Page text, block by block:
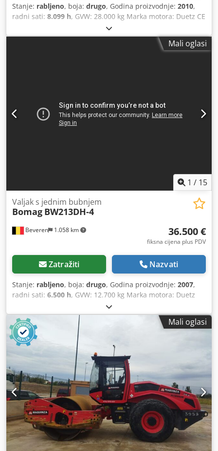
Stanje: rabljeno, boja: drugo, Godina proizvodnje: 2010,
radni sati: 8.099 h, GVW: 28.000 kg Marka motora: Duetz CE
oznaka: da Serijski broj: 101583141318 Strojevi na prodaju!
Csdpfx Abozblcrsgorf Pregledajte našu web stranicu za
raznovrsnu ponudu strojeva spremnih za kupnju. Imamo
engleskom, francuskom, njemačkom, španjolskom i ruskom
jeziku. Otkrijte našu široku ponudu pouzdanih strojeva.
Mali oglasi
1 / 15
Beveren 1.058 km
Valjak s jednim bubnjem
Bomag BW213DH-4
36.500 €
fiksna cijena plus PDV
Zatražiti Nazvati
Stanje: rabljeno, boja: drugo, Godina proizvodnje: 2007,
radni sati: 6.500 h, GVW: 12.700 kg Marka motora: Duetz
Crodpfx Abjy R Uwrogjf CE oznaka: da Serijski broj:
101582511260 Strojevi na prodaju! Pregledajte našu web-
stranicu za različite strojeve spremne za kupnju. Imamo
više opcija nego što je prikazano online, slobodno nas
nazovite ili pošaljite e-mail u bilo koje vrijeme. Svi naši
strojevi su u potpunosti servisirani i provjereni za
pouzdanost. Trebate slike? Samo nas kontaktirajte i poslati
ćemo ih odmah. Na usluzi smo vam na nizozemskom,
engleskom, francuskom, njemačkom, španjolskom i ruskom
jeziku. Otkrijte naš široki izbor pouzdanih strojeva.
Mali oglasi